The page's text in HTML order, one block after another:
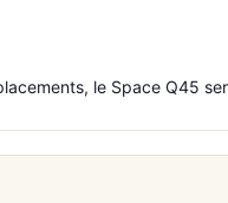
le Space Q45